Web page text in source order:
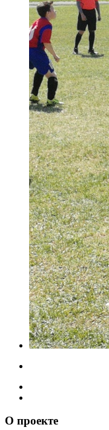
О проекте